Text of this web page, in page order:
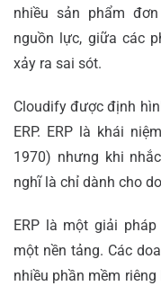
nhiều sản phẩm
nguồn lực, giữa các
xảy ra sai sót.
Cloudify được định
ERP. ERP là khái
1970) nhưng khi
nghĩ là chỉ dành cho
ERP là một giải
một nền tảng. Các
nhiều phần mềm